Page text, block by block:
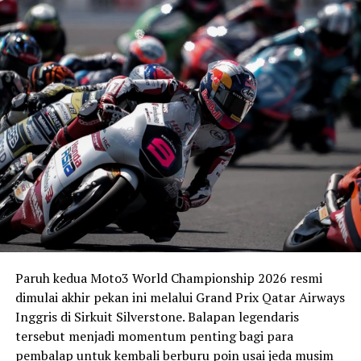
MEDIA OTOMOTIF INDONESIA
NGASPAL TV
UP NEXT
CFMoto SR-RR V4: Superbike Pendobrak Batas, Siap
Guncang Kelas Elite 210 HP
DON'T MISS
Teknisi Yamaha Indonesia Harumkan Nama Bangsa, Raih
Juara Dunia di WTGP 2025
Paruh kedua Moto3 World Championship 2026 resmi
dimulai akhir pekan ini melalui Grand Prix Qatar Airways
Inggris di Sirkuit Silverstone. Balapan legendaris
tersebut menjadi momentum penting bagi para
pembalap untuk kembali berburu poin usai jeda musim